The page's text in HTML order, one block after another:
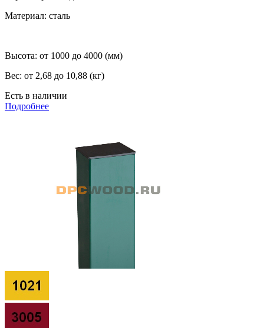
Материал: сталь
Высота: от 1000 до 4000 (мм)
Вес: от 2,68 до 10,88 (кг)
Есть в наличии
Подробнее